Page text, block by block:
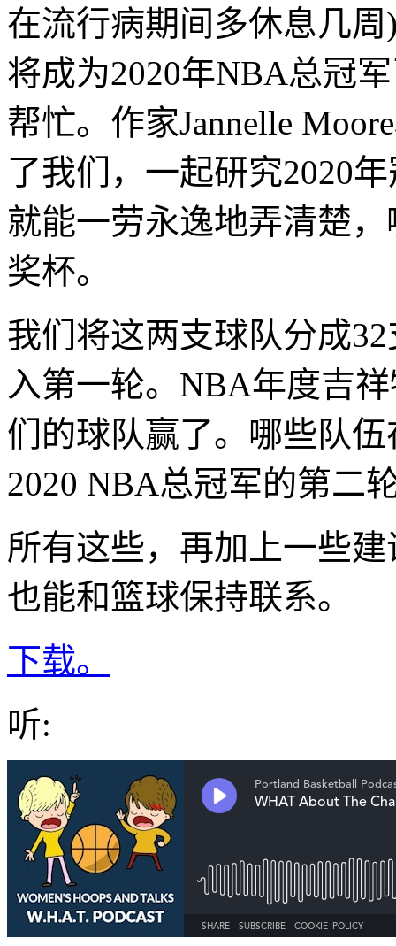
在流行病期间多休息几
将成为2020年NBA总冠
帮忙。作家Jannelle
了我们，一起研究2020
就能一劳永逸地弄清楚
奖杯。
我们将这两支球队分成
入第一轮。NBA年度吉
们的球队赢了。哪些队
2020 NBA总冠军的第二
所有这些，再加上一些
也能和篮球保持联系。
下载。
听: